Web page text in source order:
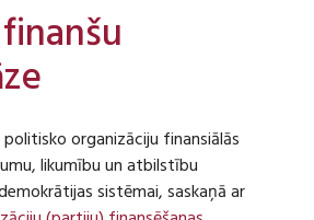
organizāciju finansiālās
likumību un atbilstību
sistēmai, saskaņā ar